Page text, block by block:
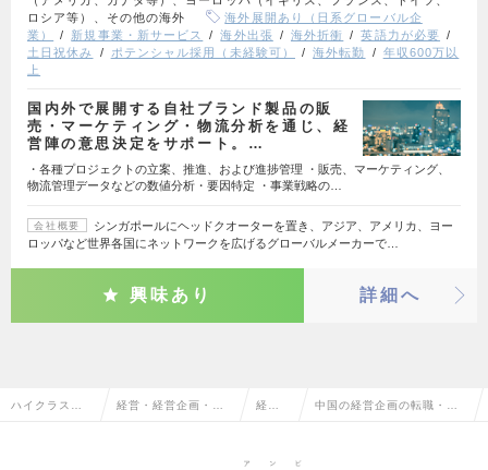
ロシア等）、その他の海外
海外展開あり（日系グローバル企
業）
新規事業・新サービス 海外出張 海外折衝
英語力が必要
土日祝休み
ポテンシャル採用（未経験可） 海外転勤
年収600万以
上
国内外で展開する自社ブランド製品の販
売・マーケティング・物流分析を通じ、経
営陣の意思決定をサポート。…
・各種プロジェクトの立案、推進、および進捗管理 ・販売、マーケティング、
物流管理データなどの数値分析・要因特定 ・事業戦略の…
会社概要
シンガポールにヘッドクオーターを置き、アジア、アメリカ、ヨー
ロッパなど世界各国にネットワークを広げるグローバルメーカーで…
興味あり 詳細へ
ハイクラス求 経営・経営企画・事 経営企 中国の経営企画の転職・求